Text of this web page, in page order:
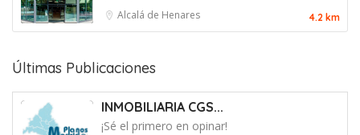
Alcalá de Henares
4.2 km
Últimas Publicaciones
INMOBILIARIA CGS...
¡Sé el primero en opinar!